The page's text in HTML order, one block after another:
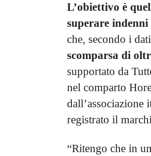
L’obiettivo è
superare
che, secondo i
scomparsa di
supportato da
nel comparto
dall’associazione
registrato il
“Ritengo che in